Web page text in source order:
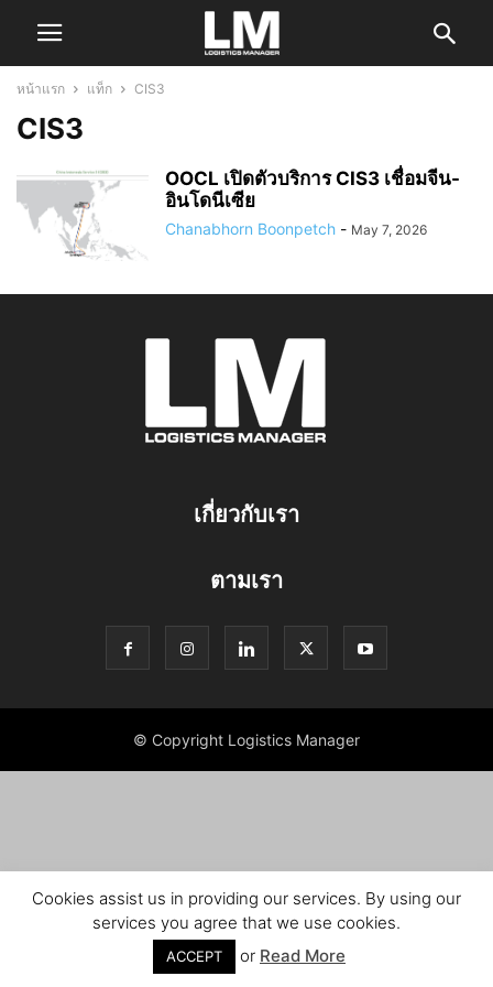
หน้าแรก แท็ก CIS3
CIS3
OOCL เปิดตัวบริการ CIS3 เชื่อมจีน-
อินโดนีเซีย
Chanabhorn Boonpetch - May 7, 2026
เกี่ยวกับเรา
ตามเรา
© Copyright Logistics Manager
Cookies assist us in providing our services. By using our
services you agree that we use cookies.
ACCEPT or Read More